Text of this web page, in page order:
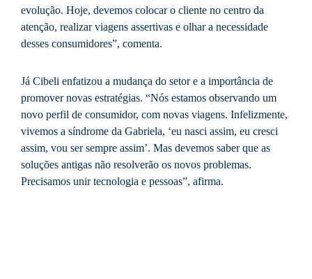
evolução. Hoje, devemos colocar o cliente no centro da
atenção, realizar viagens assertivas e olhar a necessidade
desses consumidores”, comenta.
Já Cibeli enfatizou a mudança do setor e a importância de
promover novas estratégias. “Nós estamos observando um
novo perfil de consumidor, com novas viagens. Infelizmente,
vivemos a síndrome da Gabriela, ‘eu nasci assim, eu cresci
assim, vou ser sempre assim’. Mas devemos saber que as
soluções antigas não resolverão os novos problemas.
Precisamos unir tecnologia e pessoas”, afirma.